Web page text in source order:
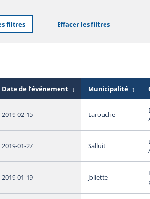
filtres Effacer les filtres
Date de l'événement ↓ Municipalité ↕
2019-02-15 Larouche
2019-01-27 Salluit
2019-01-19 Joliette